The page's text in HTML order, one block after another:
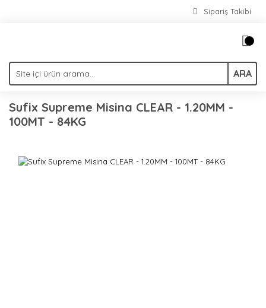
Sipariş Takibi
ARA
Sufix Supreme Misina CLEAR - 1.20MM -
100MT - 84KG